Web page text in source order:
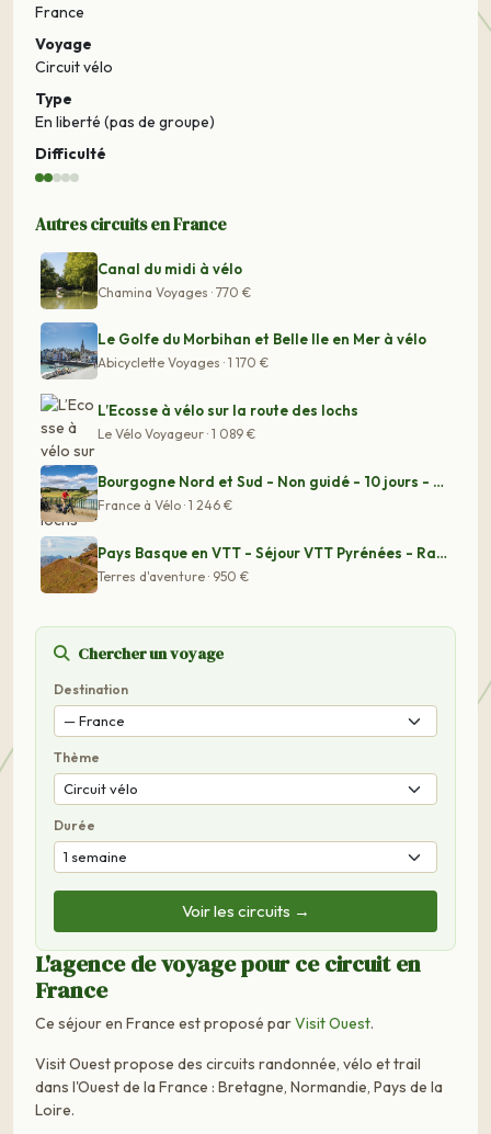
France
Voyage
Circuit vélo
Type
En liberté (pas de groupe)
Difficulté
Autres circuits en France
Canal du midi à vélo
Chamina Voyages · 770 €
Le Golfe du Morbihan et Belle Ile en Mer à vélo
Abicyclette Voyages · 1 170 €
L’Ecosse à vélo sur la route des lochs
Le Vélo Voyageur · 1 089 €
Bourgogne Nord et Sud - Non guidé - 10 jours - E-Bike -
France à Vélo · 1 246 €
Pays Basque en VTT - Séjour VTT Pyrénées - Rando VTT Pa
Terres d'aventure · 950 €
Chercher un voyage
Destination
Thème
Durée
Voir les circuits →
L'agence de voyage pour ce circuit en
France
Ce séjour en France est proposé parVisit Ouest.
Visit Ouest propose des circuits randonnée, vélo et trail
dans l'Ouest de la France : Bretagne, Normandie, Pays de la
Loire.